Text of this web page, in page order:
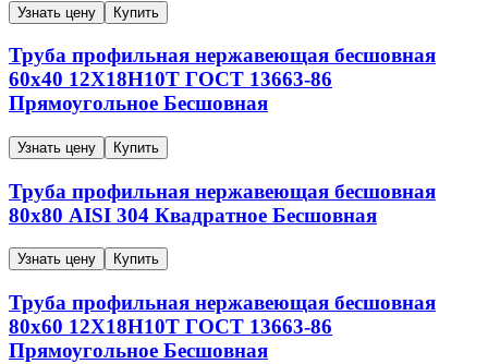
Узнать цену Купить
Труба профильная нержавеющая бесшовная
60х40 12Х18Н10Т ГОСТ 13663-86
Прямоугольное Бесшовная
Узнать цену Купить
Труба профильная нержавеющая бесшовная
80х80 AISI 304 Квадратное Бесшовная
Узнать цену Купить
Труба профильная нержавеющая бесшовная
80х60 12Х18Н10Т ГОСТ 13663-86
Прямоугольное Бесшовная